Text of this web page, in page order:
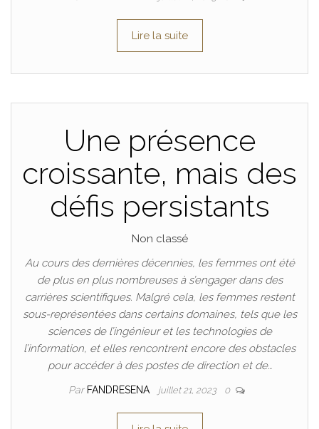
Lire la suite
Une présence
croissante, mais des
défis persistants
Non classé
Au cours des dernières décennies, les femmes ont été
de plus en plus nombreuses à s’engager dans des
carrières scientifiques. Malgré cela, les femmes restent
sous-représentées dans certains domaines, tels que les
sciences de l’ingénieur et les technologies de
l’information, et elles rencontrent encore des obstacles
pour accéder à des postes de direction et de…
Par FANDRESENA juillet 21, 2023 0